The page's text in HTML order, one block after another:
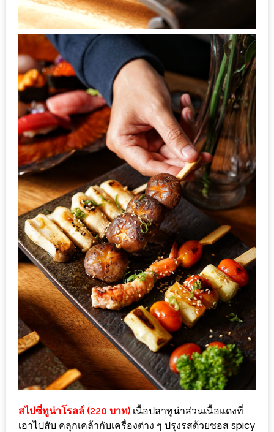
ตัว
นโยบาย
ความ
เป็น
ส่วน
ตัว
ประกาศ
ผล
โชค
ดี
กับ
น้า
อ้วน
ครั้ง
ที่
1
พา
เพื่อน
มา
ม่วน
กั๋น
บน
สไปซี่ทูน่าโรลล์ (220 บาท) เนื้อปลาทูน่าส่วนเนื้อแดงที่
เอาไปสับ คลุกเคล้ากับเครื่องต่าง ๆ ปรุงรสด้วยซอส spicy